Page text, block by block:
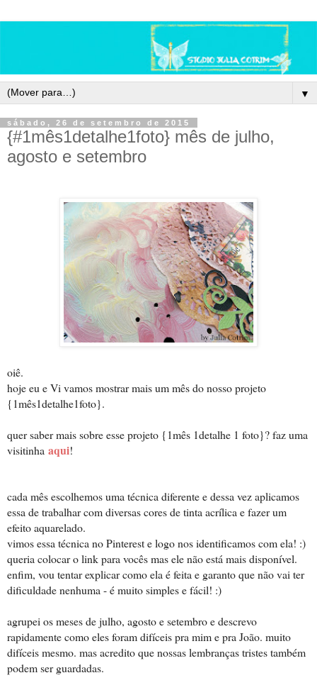
▼
sábado, 26 de setembro de 2015
{#1mês1detalhe1foto} mês de julho,
agosto e setembro
oiê.
hoje eu e Vi vamos mostrar mais um mês do nosso projeto
{1mês1detalhe1foto}.
quer saber mais sobre esse projeto {1mês 1detalhe 1 foto}? faz uma
visitinha aqui!
cada mês escolhemos uma técnica diferente e dessa vez aplicamos
essa de trabalhar com diversas cores de tinta acrílica e fazer um
efeito aquarelado.
vimos essa técnica no Pinterest e logo nos identificamos com ela! :)
queria colocar o link para vocês mas ele não está mais disponível.
enfim, vou tentar explicar como ela é feita e garanto que não vai ter
dificuldade nenhuma - é muito simples e fácil! :)
agrupei os meses de julho, agosto e setembro e descrevo
rapidamente como eles foram difíceis pra mim e pra João. muito
difíceis mesmo. mas acredito que nossas lembranças tristes também
podem ser guardadas.